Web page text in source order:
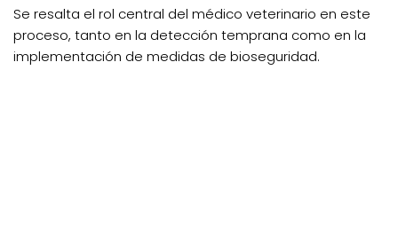
Se resalta el rol central del médico veterinario en este
proceso, tanto en la detección temprana como en la
implementación de medidas de bioseguridad.